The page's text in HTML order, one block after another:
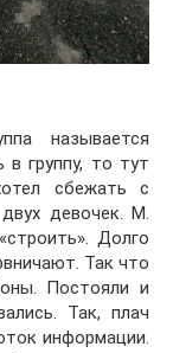
называется
группу, то тут
сбежать с
девочек. М.
Долго
Так что
Постояли и
Так, плач
информации.